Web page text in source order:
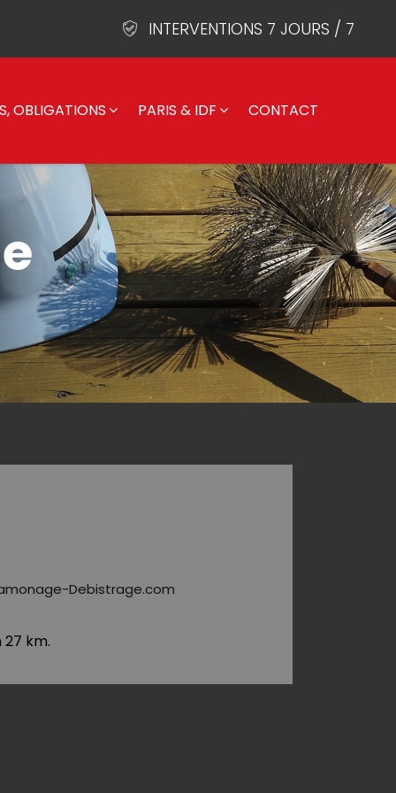
INTERVENTIONS 7 JOURS / 7
OBLIGATIONS PARIS & IDF CONTACT
Debistrage.com
27 km.